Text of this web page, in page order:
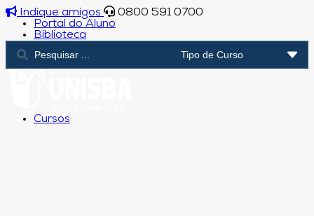
Indique amigos
0800 591 0700
Portal do Aluno
Biblioteca
Cursos